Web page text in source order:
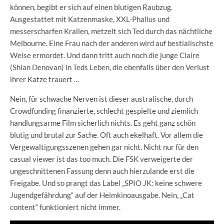
können, begibt er sich auf einen blutigen Raubzug.
Ausgestattet mit Katzenmaske, XXL-Phallus und
messerscharfen Krallen, metzelt sich Ted durch das nächtliche
Melbourne. Eine Frau nach der anderen wird auf bestialischste
Weise ermordet. Und dann tritt auch noch die junge Claire
(Shian Denovan) in Teds Leben, die ebenfalls über den Verlust
ihrer Katze trauert …
Nein, für schwache Nerven ist dieser australische, durch
Crowdfunding finanzierte, schlecht gespielte und ziemlich
handlungsarme Film sicherlich nichts. Es geht ganz schön
blutig und brutal zur Sache. Oft auch ekelhaft. Vor allem die
Vergewaltigungsszenen gehen gar nicht. Nicht nur für den
casual viewer ist das too much. Die FSK verweigerte der
ungeschnittenen Fassung denn auch hierzulande erst die
Freigabe. Und so prangt das Label „SPIO JK: keine schwere
Jugendgefährdung“ auf der Heimkinoausgabe. Nein, „Cat
content“ funktioniert nicht immer.